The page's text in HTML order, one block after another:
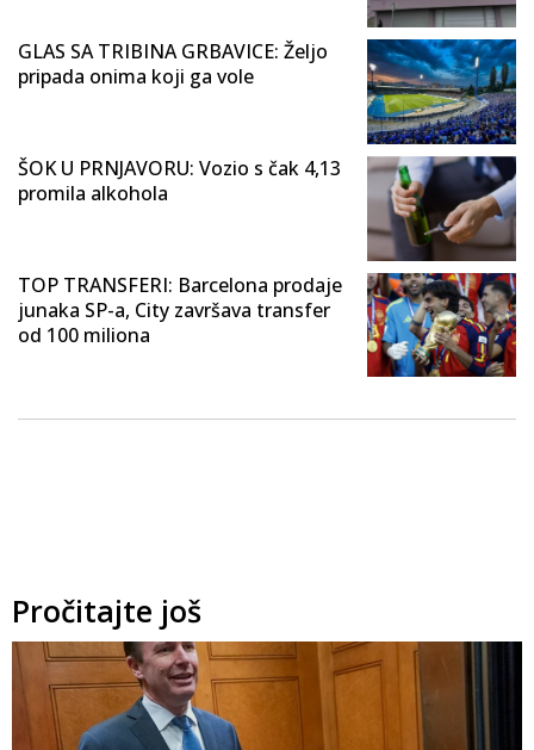
GLAS SA TRIBINA GRBAVICE: Željo
pripada onima koji ga vole
ŠOK U PRNJAVORU: Vozio s čak 4,13
promila alkohola
TOP TRANSFERI: Barcelona prodaje
junaka SP-a, City završava transfer
od 100 miliona
Pročitajte još